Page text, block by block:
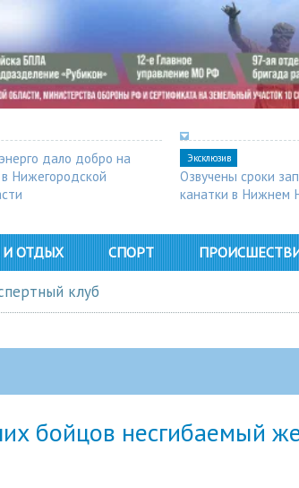
дало добро на
Нижегородской
Эксклюзив
Озвучены сроки
канатки в Нижнем
И ОТДЫХ СПОРТ
клуб
бойцов несгибаемый